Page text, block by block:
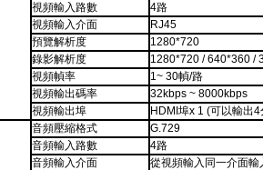
視頻輸入路數
4路
視頻輸入介面
RJ45
預覽解析度
1280*720
錄影解析度
1280*720 / 640*360 /
視頻幀率
1~ 30幀/路
視頻輸出碼率
32kbps ~ 8000kbps
視頻輸出埠
HDMI埠x 1 (可以輸出
音頻壓縮格式
G.729
音頻輸入路數
4路
音頻輸入介面
從視頻輸入同一介面輸